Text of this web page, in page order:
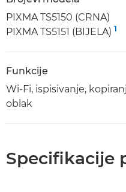
PIXMA TS5150 (CRNA)
PIXMA TS5151 (BIJELA) 1
Funkcije
Wi-Fi, ispisivanje,
oblak
Specifikacije